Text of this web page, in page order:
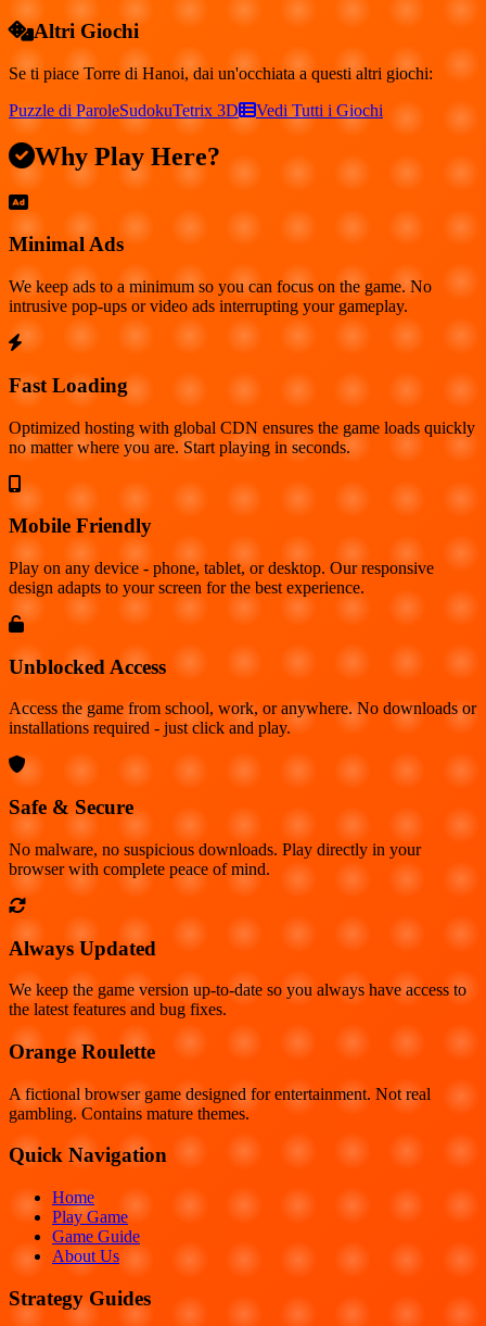
Altri Giochi
Se ti piace Torre di Hanoi, dai un'occhiata a questi altri giochi:
Puzzle di ParoleSudokuTetrix 3D Vedi Tutti i Giochi
Why Play Here?
Minimal Ads
We keep ads to a minimum so you can focus on the game. No
intrusive pop-ups or video ads interrupting your gameplay.
Fast Loading
Optimized hosting with global CDN ensures the game loads quickly
no matter where you are. Start playing in seconds.
Mobile Friendly
Play on any device - phone, tablet, or desktop. Our responsive
design adapts to your screen for the best experience.
Unblocked Access
Access the game from school, work, or anywhere. No downloads or
installations required - just click and play.
Safe & Secure
No malware, no suspicious downloads. Play directly in your
browser with complete peace of mind.
Always Updated
We keep the game version up-to-date so you always have access to
the latest features and bug fixes.
Orange Roulette
A fictional browser game designed for entertainment. Not real
gambling. Contains mature themes.
Quick Navigation
Home
Play Game
Game Guide
About Us
Strategy Guides